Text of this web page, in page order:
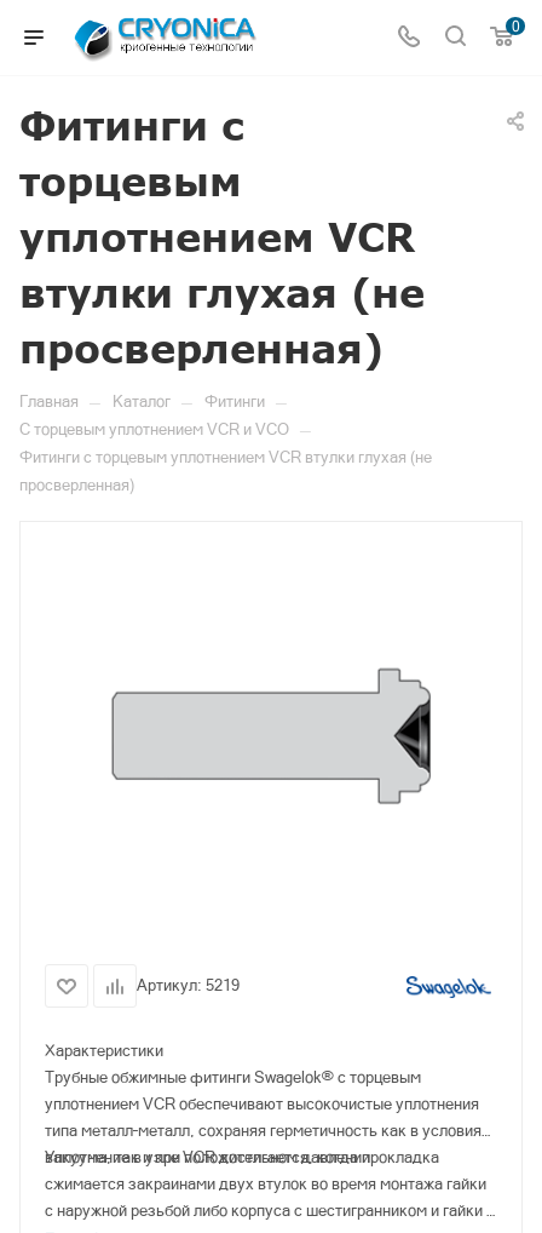
0
Фитинги с
торцевым
уплотнением VCR
втулки глухая (не
просверленная)
Главная — Каталог — Фитинги —
С торцевым уплотнением VCR и VCO —
Фитинги с торцевым уплотнением VCR втулки глухая (не
просверленная)
Артикул: 5219
Характеристики
Трубные обжимные фитинги Swagelok® с торцевым
уплотнением VCR обеспечивают высокочистые уплотнения
типа металл–металл, сохраняя герметичность как в условиях
вакуума, так и при положительном давлении.
Уплотнение в узле VCR достигается, когда прокладка
сжимается закраинами двух втулок во время монтажа гайки
с наружной резьбой либо корпуса с шестигранником и гайки с